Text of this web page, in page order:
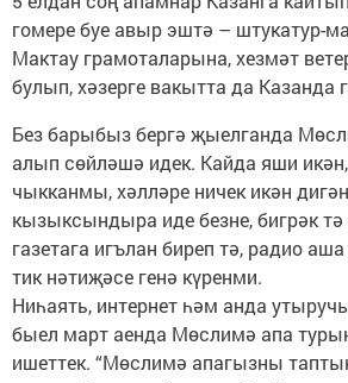
гомере буе авыр эштә – штукатур-
Мактау грамоталарына, хезмәт
булып, хәзерге вакытта да Казанда
Без барыбыз бергә җыелганда
алып сөйләшә идек. Кайда яши
чыкканмы, хәлләре ничек икән
кызыксындыра иде безне, бигрәк
газетага игълан биреп тә, радио
тик нәтиҗәсе генә күренми.
Ниһаять, интернет һәм анда
быел март аенда Мөслимә апа
ишеттек. “Мөслимә апагызны